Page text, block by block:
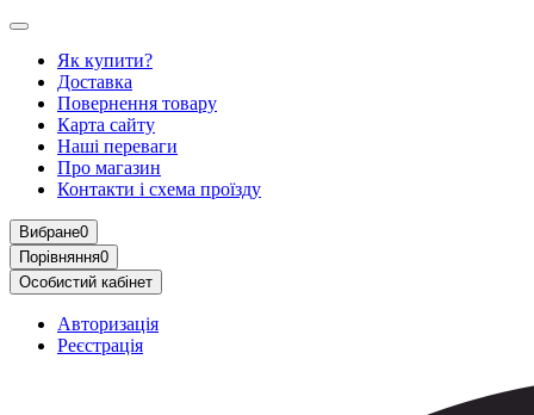
Як купити?
Доставка
Повернення товару
Карта сайту
Наші переваги
Про магазин
Контакти і схема проїзду
Вибране0
Порівняння0
Особистий кабінет
Авторизація
Реєстрація